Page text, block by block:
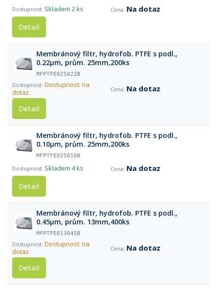
Skladem 2 ks
Na dotaz
Detail
Membránový filtr, hydrofob. PTFE s podl.,
0.22µm, prům. 25mm,200ks
MFPTFE025022B
Dostupnost: na
dotaz
Na dotaz
Detail
Membránový filtr, hydrofob. PTFE s podl.,
0.10µm, prům. 25mm,200ks
MFPTFE025010B
Skladem 4 ks
Na dotaz
Detail
Membránový filtr, hydrofob. PTFE s podl.,
0.45µm, prům. 13mm,400ks
MFPTFE013045B
Dostupnost: na
dotaz
Na dotaz
Detail